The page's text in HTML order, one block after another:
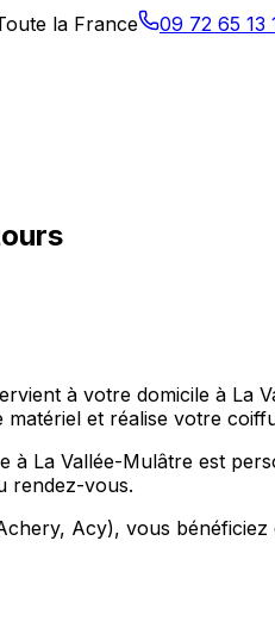
la France 09 72 65 13
à votre domicile à
et réalise votre
La Vallée-Mulâtre est
rendez-vous.
Acy), vous